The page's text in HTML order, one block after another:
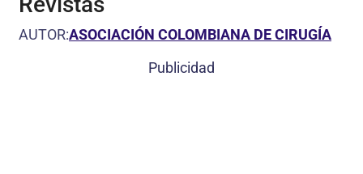
AUTOR:ASOCIACIÓN COLOMBIANA DE CIRUGÍA
Publicidad